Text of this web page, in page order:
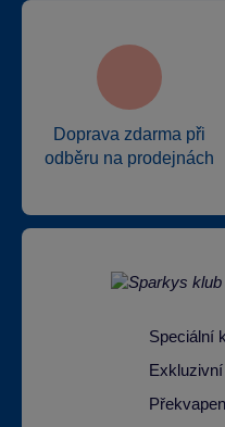
Doprava zdarma při
odběru na prodejnách
Speciální